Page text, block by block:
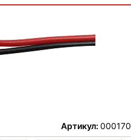
Артикул: 000170